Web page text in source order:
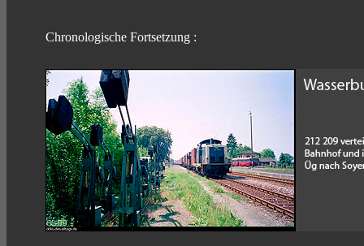
Chronologische Fortsetzung :